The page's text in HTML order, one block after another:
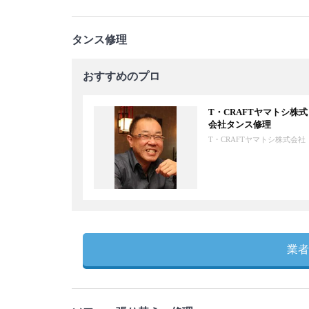
タンス修理
おすすめのプロ
T・CRAFTヤマトシ株式
会社タンス修理
T・CRAFTヤマトシ株式会社
業